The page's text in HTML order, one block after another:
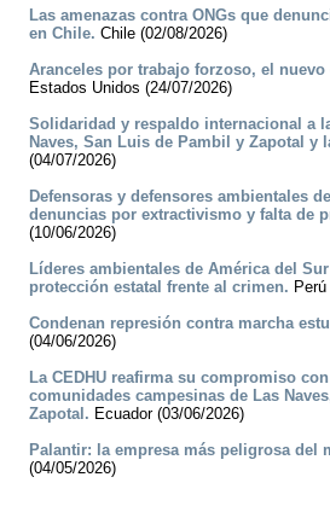
Las amenazas contra ONGs que
en Chile. Chile (02/08/2026)
Aranceles por trabajo forzoso, el nuevo
Estados Unidos (24/07/2026)
Solidaridad y respaldo internacional a
Naves, San Luis de Pambil y Zapotal y
(04/07/2026)
Defensoras y defensores ambientales
denuncias por extractivismo y falta de
(10/06/2026)
Líderes ambientales de América del
protección estatal frente al crimen.
Condenan represión contra marcha
(04/06/2026)
La CEDHU reafirma su compromiso
comunidades campesinas de Las
Zapotal. Ecuador (03/06/2026)
Palantir: la empresa más peligrosa del
(04/05/2026)